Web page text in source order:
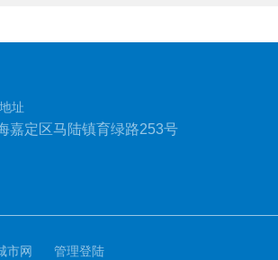
地址
嘉定区马陆镇育绿路253号
市网 管理登陆